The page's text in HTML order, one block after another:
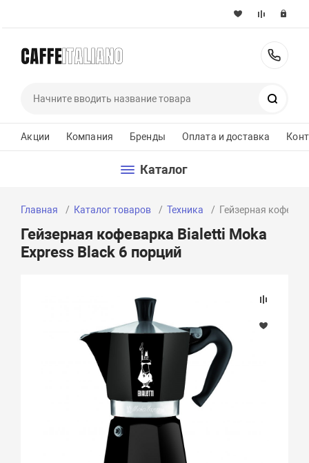
Акции Компания Бренды Оплата и доставка
Каталог
Главная Каталог товаров Техника Гейзерная
Гейзерная кофеварка Bialetti Moka
Express Black 6 порций